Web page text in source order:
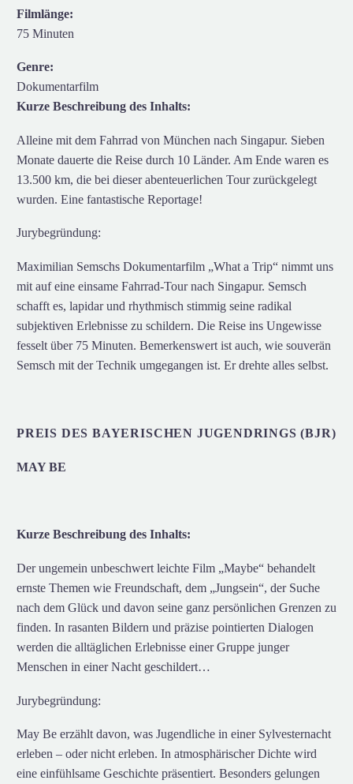
Filmlänge:
75 Minuten
Genre:
Dokumentarfilm
Kurze Beschreibung des Inhalts:
Alleine mit dem Fahrrad von München nach Singapur. Sieben
Monate dauerte die Reise durch 10 Länder. Am Ende waren es
13.500 km, die bei dieser abenteuerlichen Tour zurückgelegt
wurden. Eine fantastische Reportage!
Jurybegründung:
Maximilian Semschs Dokumentarfilm „What a Trip“ nimmt uns
mit auf eine einsame Fahrrad-Tour nach Singapur. Semsch
schafft es, lapidar und rhythmisch stimmig seine radikal
subjektiven Erlebnisse zu schildern. Die Reise ins Ungewisse
fesselt über 75 Minuten. Bemerkenswert ist auch, wie souverän
Semsch mit der Technik umgegangen ist. Er drehte alles selbst.
PREIS DES BAYERISCHEN JUGENDRINGS (BJR)
MAY BE
Kurze Beschreibung des Inhalts:
Der ungemein unbeschwert leichte Film „Maybe“ behandelt
ernste Themen wie Freundschaft, dem „Jungsein“, der Suche
nach dem Glück und davon seine ganz persönlichen Grenzen zu
finden. In rasanten Bildern und präzise pointierten Dialogen
werden die alltäglichen Erlebnisse einer Gruppe junger
Menschen in einer Nacht geschildert…
Jurybegründung:
May Be erzählt davon, was Jugendliche in einer Sylvesternacht
erleben – oder nicht erleben. In atmosphärischer Dichte wird
eine einfühlsame Geschichte präsentiert. Besonders gelungen